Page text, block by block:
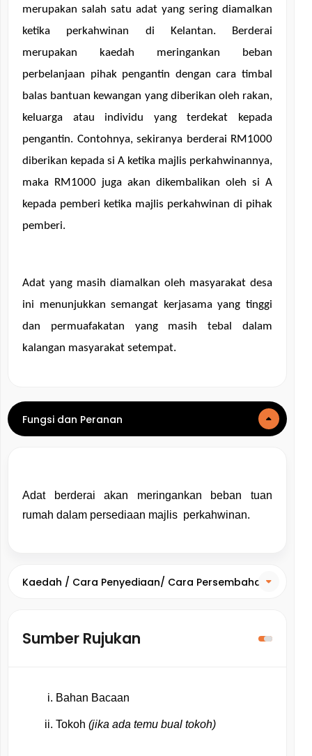
merupakan salah satu adat yang sering diamalkan
ketika perkahwinan di Kelantan. Berderai
merupakan kaedah meringankan beban
perbelanjaan pihak pengantin dengan cara timbal
balas bantuan kewangan yang diberikan oleh rakan,
keluarga atau individu yang terdekat kepada
pengantin. Contohnya, sekiranya berderai RM1000
diberikan kepada si A ketika majlis perkahwinannya,
maka RM1000 juga akan dikembalikan oleh si A
kepada pemberi ketika majlis perkahwinan di pihak
pemberi.
Adat yang masih diamalkan oleh masyarakat desa
ini menunjukkan semangat kerjasama yang tinggi
dan permuafakatan yang masih tebal dalam
kalangan masyarakat setempat.
Fungsi dan Peranan
Adat berderai akan meringankan beban tuan
rumah dalam persediaan majlis  perkahwinan.
Kaedah / Cara Penyediaan/ Cara Persembahan
Sumber Rujukan
Bahan Bacaan
Tokoh (jika ada temu bual tokoh)